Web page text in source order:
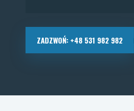
ZADZWOŃ: +48 531 982 982